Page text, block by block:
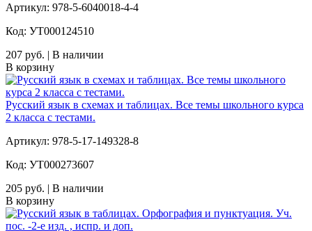
Артикул: 978-5-6040018-4-4
Код: УТ000124510
207 руб. | В наличии
В корзину
Русский язык в схемах и таблицах. Все темы школьного курса
2 класса с тестами.
Артикул: 978-5-17-149328-8
Код: УТ000273607
205 руб. | В наличии
В корзину